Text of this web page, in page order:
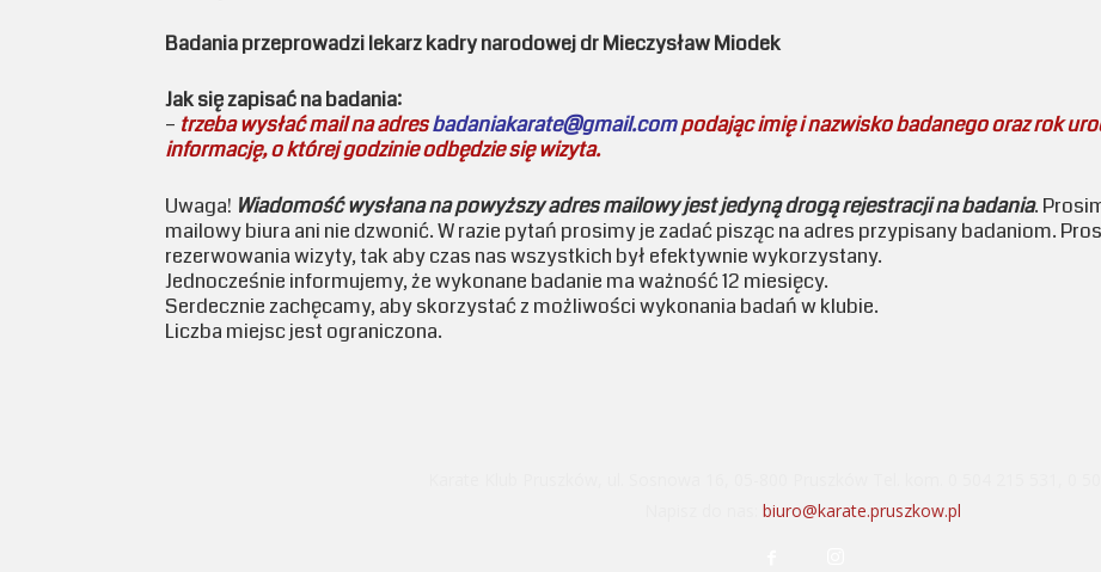
Badania przeprowadzi lekarz kadry narodowej dr Mieczysław Miodek
Jak się zapisać na badania:
– trzeba wysłać mail na adresbadaniakarate@gmail.compodając imię i nazwisko badanego oraz rok
informację, o której godzinie odbędzie się wizyta.
Uwaga! Wiadomość wysłana na powyższy adres mailowy jest jedyną drogą rejestracji na badania.
mailowy biura ani nie dzwonić. W razie pytań prosimy je zadać pisząc na adres przypisany badaniom.
rezerwowania wizyty, tak aby czas nas wszystkich był efektywnie wykorzystany.
Jednocześnie informujemy, że wykonane badanie ma ważność 12 miesięcy.
Serdecznie zachęcamy, aby skorzystać z możliwości wykonania badań w klubie.
Liczba miejsc jest ograniczona.
Napisz do nas:biuro@karate.pruszkow.pl